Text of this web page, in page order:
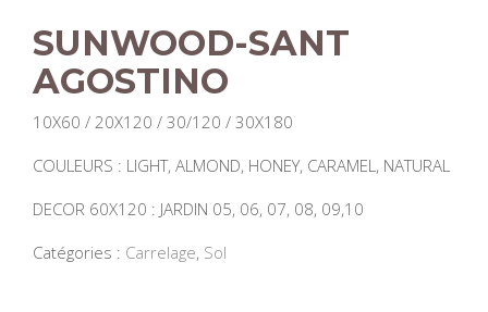
SUNWOOD-SANT
AGOSTINO
10X60 / 20X120 / 30/120 / 30X180
COULEURS : LIGHT, ALMOND, HONEY, CARAMEL, NATURAL
DECOR 60X120 : JARDIN 05, 06, 07, 08, 09,10
Catégories : Carrelage, Sol